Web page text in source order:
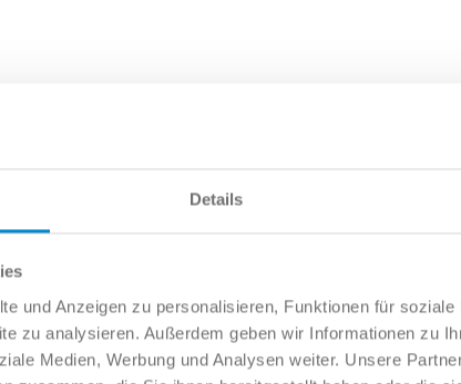
Details
und Anzeigen zu personalisieren, Funktionen für
zu analysieren. Außerdem geben wir Informationen zu
Medien, Werbung und Analysen weiter. Unsere